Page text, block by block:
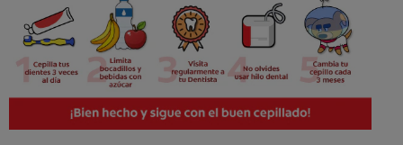
BO (ES)
SUSCRÍBETE